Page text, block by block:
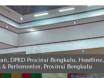
, DPRD Provinsi Bengkulu , Headline,
& Parlementer, Provinsi Bengkulu